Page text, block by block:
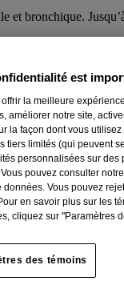
et bronchique.
est
offrir la meilleure
améliorer notre site,
la façon dont vous
tiers limités (qui peuvent
personnalisées sur des
pouvez consulter notre
données. Vous pouvez
en savoir plus sur les
cliquez sur "Paramètres
des témoins